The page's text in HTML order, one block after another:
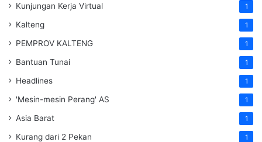
Kunjungan Kerja Virtual 1
Kalteng 1
PEMPROV KALTENG 1
Bantuan Tunai 1
Headlines 1
'Mesin-mesin Perang' AS 1
Asia Barat 1
Kurang dari 2 Pekan 1